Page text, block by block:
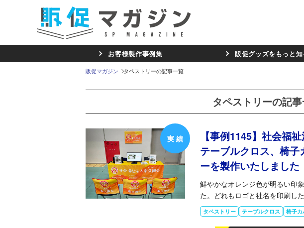
お客様製作事例集 販促グッズをもっと知
販促マガジン タペストリーの記事一覧
タペストリーの記
【事例1145】社会福
テーブルクロス、椅子
ーを製作いたしました
鮮やかなオレンジ色が明るい印
た。どれもロゴと社名を印刷し
タペストリー テーブルクロス 椅子カ